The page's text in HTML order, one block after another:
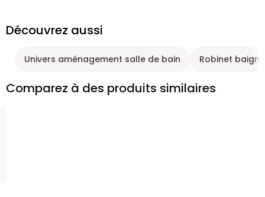
Découvrez aussi
Univers aménagement salle de bain Robinet
Comparez à des produits similaires